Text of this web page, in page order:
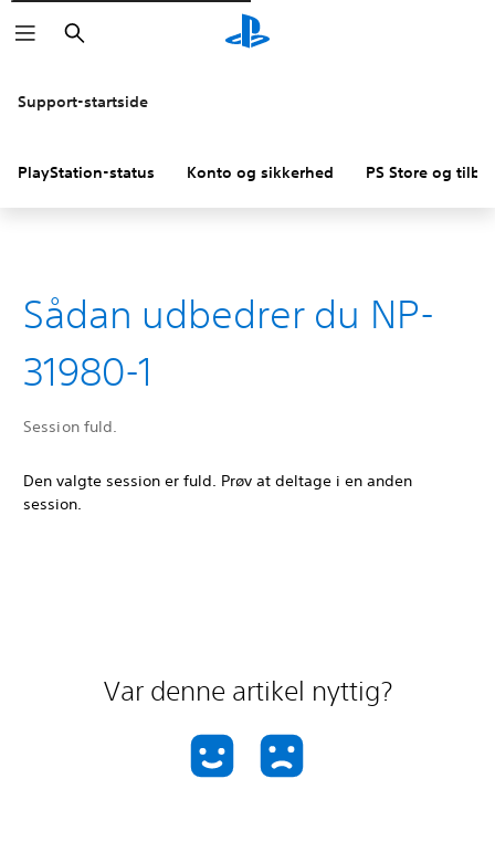
Søg
Support-startside
PlayStation-status Konto og sikkerhed PS Store og
Sådan udbedrer du NP-
31980-1
Session fuld.
Den valgte session er fuld. Prøv at deltage i en anden
session.
Var denne artikel nyttig?